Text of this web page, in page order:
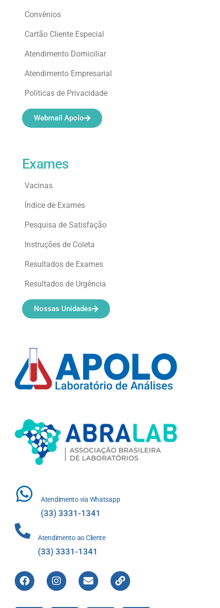
Atendimento via Whatsapp
(33) 3331-1341
Atendimento ao Cliente
(33) 3331-1341
Exames
Vacinas
Índice de Exames
Pesquisa de Satisfação
Instruções de Coleta
Resultados de Exames
Resultados de Urgência
Nossas Unidades
Convênios
Cartão Cliente Especial
Atendimento Domiciliar
Atendimento Empresarial
Políticas de Privacidade
Webmail Apolo